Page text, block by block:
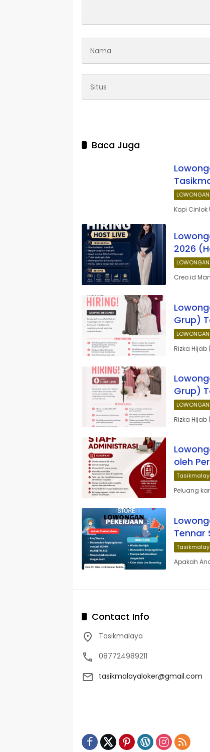
Baca Juga
Kopi
2026
Creo.id
Grup)
Rizka
Grup)
Rizka
oleh
Peluang
Tennar
Apakah
Contact Info
Tasikmalaya
087724989211
tasikmalayaloker@gmail.com